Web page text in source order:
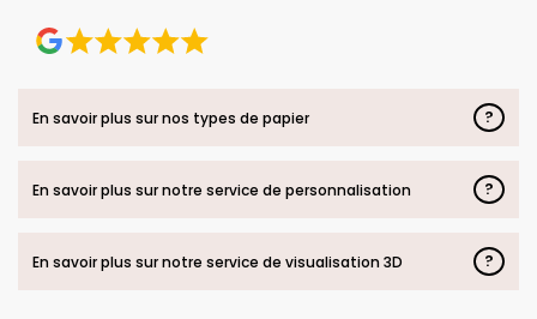
En savoir plus sur nos types de papier ?
En savoir plus sur notre service de personnalisation ?
En savoir plus sur notre service de visualisation 3D ?